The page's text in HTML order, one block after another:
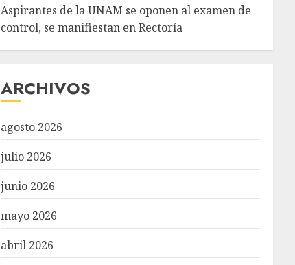
Aspirantes de la UNAM se oponen al examen de
control, se manifiestan en Rectoría
ARCHIVOS
agosto 2026
julio 2026
junio 2026
mayo 2026
abril 2026